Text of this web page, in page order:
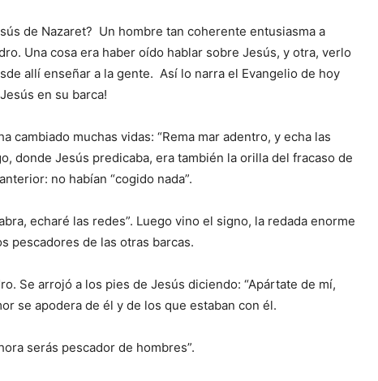
de Nazaret? Un hombre tan coherente entusiasma a
Una cosa era haber oído hablar sobre Jesús, y otra, verlo
allí enseñar a la gente. Así lo narra el Evangelio de hoy
en su barca!
cambiado muchas vidas: “Rema mar adentro, y echa las
donde Jesús predicaba, era también la orilla del fracaso de
no habían “cogido nada”.
echaré las redes”. Luego vino el signo, la redada enorme
pescadores de las otras barcas.
Se arrojó a los pies de Jesús diciendo: “Apártate de mí,
se apodera de él y de los que estaban con él.
serás pescador de hombres”.